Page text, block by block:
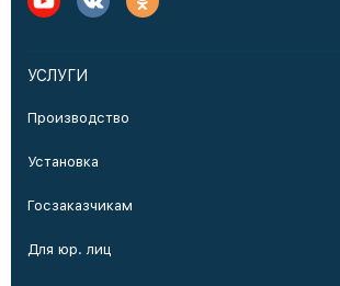
УСЛУГИ
Производство
Установка
Госзаказчикам
Для юр. лиц